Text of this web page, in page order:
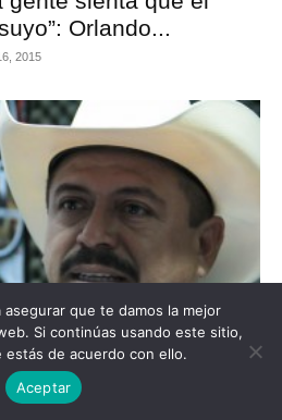
Orlando...
2015
asegurar que te damos la mejor
Si continúas usando este sitio,
estás de acuerdo con ello.
Aceptar